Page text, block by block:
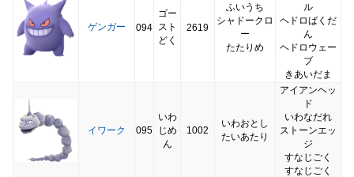
ゲンガー 094
ゴー
スト
どく
2619
ふいうち
シャドークロ
ー
たたりめ
ル
ヘドロばくだ
ん
ヘドロウェー
ブ
きあいだま
イワーク 095
いわ
じめ
ん
1002
いわおとし
たいあたり
アイアンヘッ
ド
いわなだれ
ストーンエッ
ジ
すなじごく
すなじごく